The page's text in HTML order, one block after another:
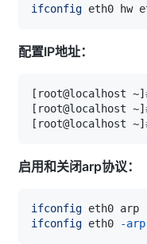
ifconfig
配置IP地址：
[ root@localhost ~]
[ root@localhost ~]
[ root@localhost ~]
启用和关闭arp协议：
ifconfig eth0
ifconfig eth0 -arp